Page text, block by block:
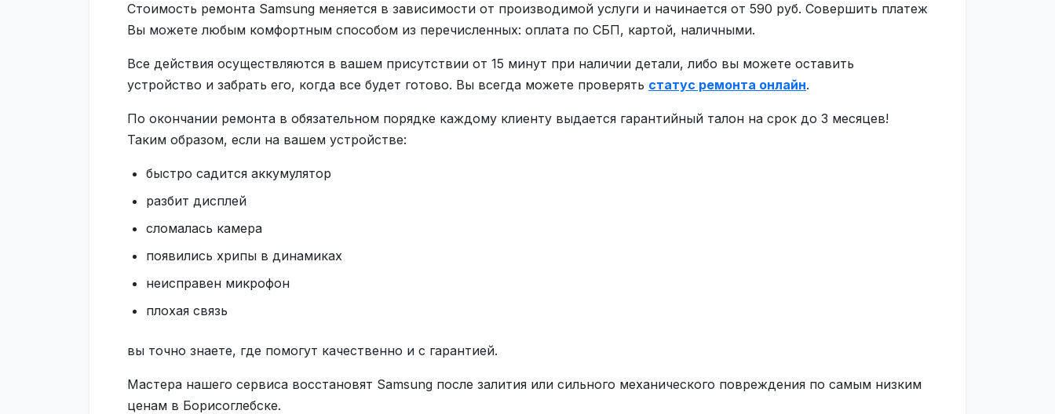
Стоимость ремонта Samsung меняется в зависимости от производимой услуги и начинается от 590 руб. Совершить платеж
Вы можете любым комфортным способом из перечисленных: оплата по СБП, картой, наличными.
Все действия осуществляются в вашем присутствии от 15 минут при наличии детали, либо вы можете оставить
устройство и забрать его, когда все будет готово. Вы всегда можете проверять статус ремонта онлайн.
По окончании ремонта в обязательном порядке каждому клиенту выдается гарантийный талон на срок до 3 месяцев!
Таким образом, если на вашем устройстве:
быстро садится аккумулятор
разбит дисплей
сломалась камера
появились хрипы в динамиках
неисправен микрофон
плохая связь
вы точно знаете, где помогут качественно и с гарантией.
Мастера нашего сервиса восстановят Samsung после залития или сильного механического повреждения по самым низким
ценам в Борисоглебске.